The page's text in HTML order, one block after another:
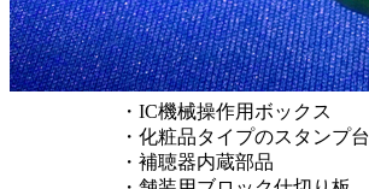
・IC機械操作用ボックス
・化粧品タイプのスタンプ台
・補聴器内蔵部品